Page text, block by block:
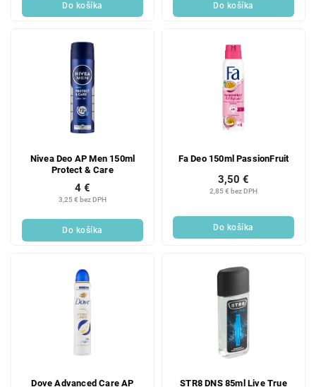
Do košíka Do košíka
Nivea Deo AP Men 150ml
Protect & Care
3,25 € bez DPH
4 €
Do košíka
Fa Deo 150ml PassionFruit
2,85 € bez DPH
3,50 €
Do košíka
Dove Advanced Care AP STR8 DNS 85ml Live True